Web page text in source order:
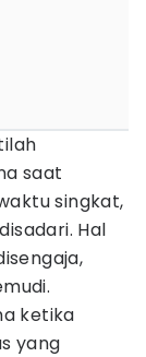
saat
singkat,
Hal
ketika
yang